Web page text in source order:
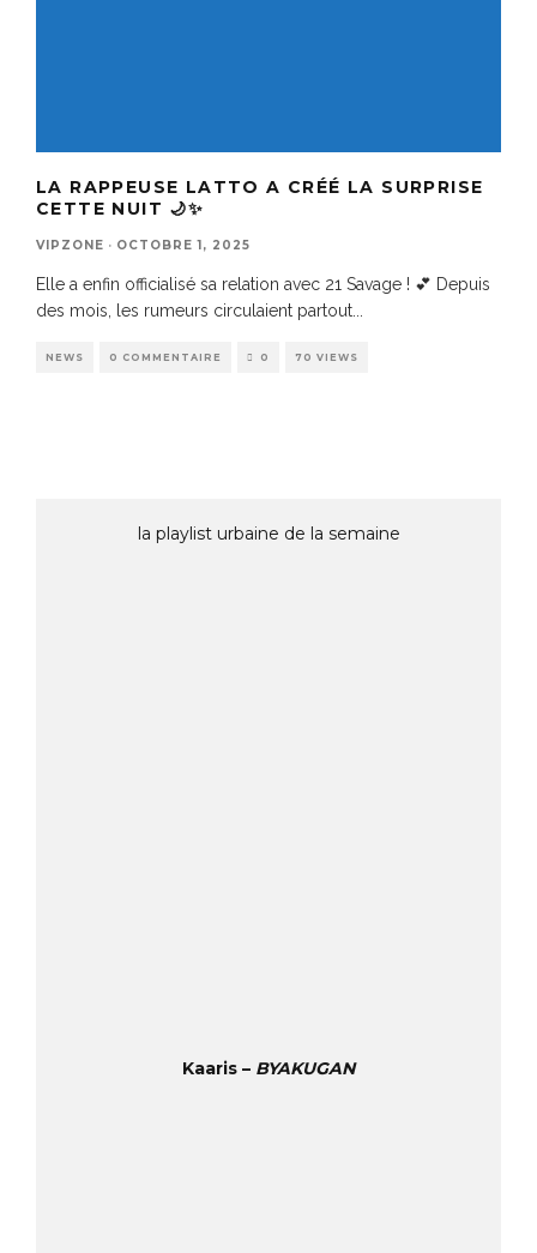
LA RAPPEUSE LATTO A CRÉÉ LA SURPRISE
CETTE NUIT 🌙✨
VIPZONE · OCTOBRE 1, 2025
Elle a enfin officialisé sa relation avec 21 Savage ! 💕 Depuis
des mois, les rumeurs circulaient partout...
NEWS 0 COMMENTAIRE 0 70 VIEWS
la playlist urbaine de la semaine
Kaaris – BYAKUGAN